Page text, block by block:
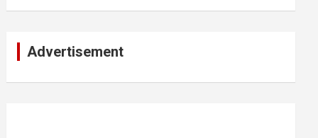
Advertisement